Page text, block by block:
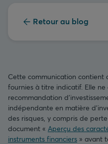
Retour au blog
Cette communication contient
fournies à titre indicatif. Elle
recommandation
indépendante en matière
des risques, y compris de
document « Aperçu des
instruments financiers » avant